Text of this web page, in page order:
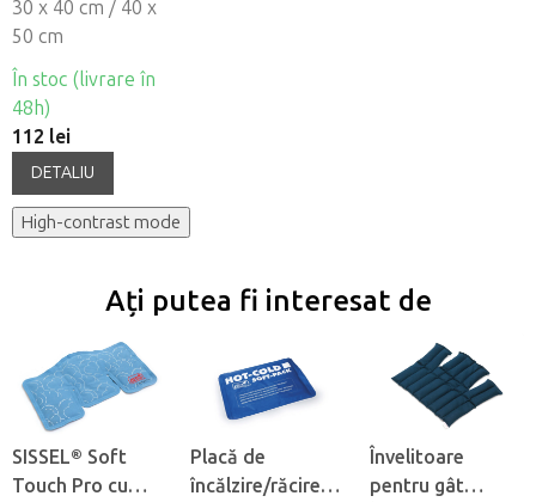
30 x 40 cm / 40 x
50 cm
În stoc (livrare în
48h)
112 lei
DETALIU
High-contrast mode
Ați putea fi interesat de
SISSEL® Soft
Touch Pro cu
Placă de
încălzire/răcire
Învelitoare
pentru gât